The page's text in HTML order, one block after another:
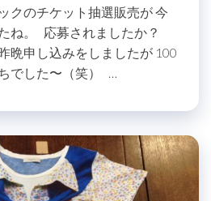
クのチケット抽選販売が 今
ね。 応募されましたか？
晩申し込みをしましたが 100
でした〜（笑） …